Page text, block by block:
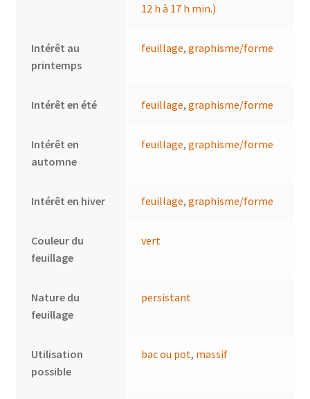
12 h à 17 h min.)
Intérêt au
printemps
feuillage,graphisme/forme
Intérêt en été feuillage,graphisme/forme
Intérêt en
automne
feuillage,graphisme/forme
Intérêt en hiver feuillage,graphisme/forme
Couleur du
feuillage
vert
Nature du
feuillage
persistant
Utilisation
possible
bac ou pot, massif